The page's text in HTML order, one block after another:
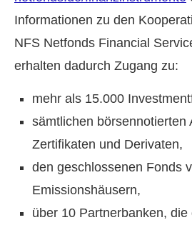
Informationen zu den
NFS Netfonds Financial
erhalten dadurch Zugang zu:
mehr als 15.000
sämtlichen börsennotierten
Zertifikaten und Derivaten,
den geschlossenen Fonds
Emissionshäusern,
über 10 Partnerbanken,